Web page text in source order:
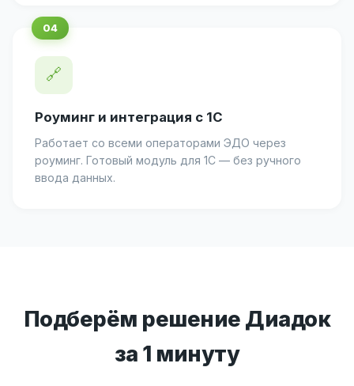
🔗
Роуминг и интеграция с 1С
Работает со всеми операторами ЭДО через
роуминг. Готовый модуль для 1С — без ручного
ввода данных.
Подберём решение Диадок
за 1 минуту